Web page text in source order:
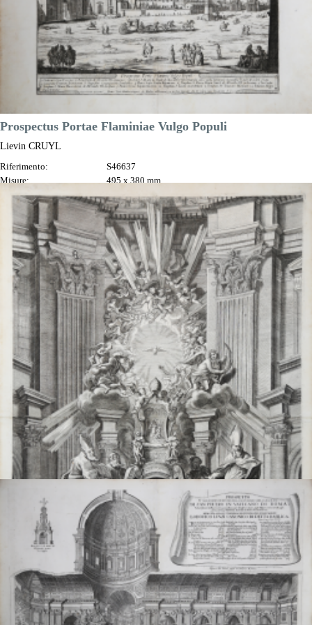
Prospectus Portae Flaminiae Vulgo Populi
Lievin CRUYL
Riferimento:
S46637
Misure:
495 x 380 mm
Anno:
1666 ca.
Luogo di Stampa:
Roma
NON DISPONIBILE
Anteprima
DESCRIZIONE